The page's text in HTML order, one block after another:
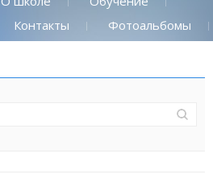
Контакты Фотоальбомы